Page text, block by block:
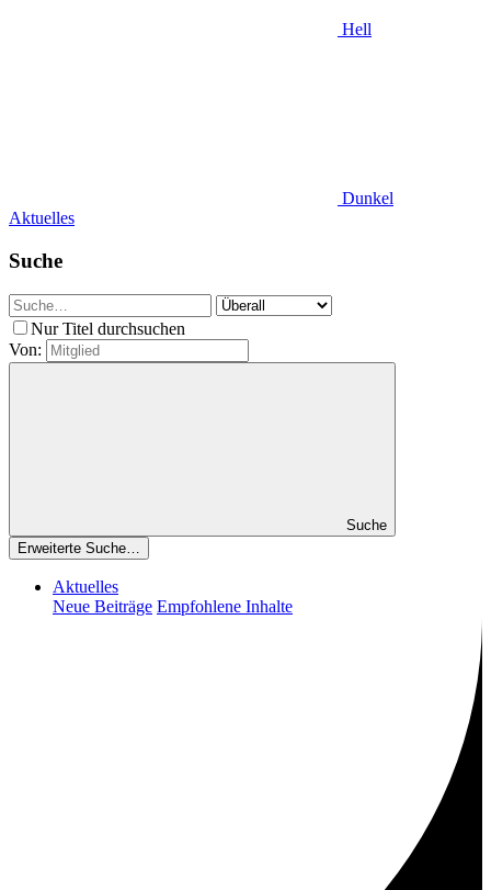
Hell
Dunkel
Aktuelles
Suche
Nur Titel durchsuchen
Von:
Suche
Erweiterte Suche…
Aktuelles
Neue Beiträge Empfohlene Inhalte